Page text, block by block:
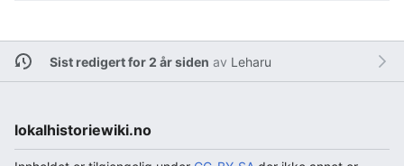
Sist redigert for 2 år siden av Leharu
lokalhistoriewiki.no